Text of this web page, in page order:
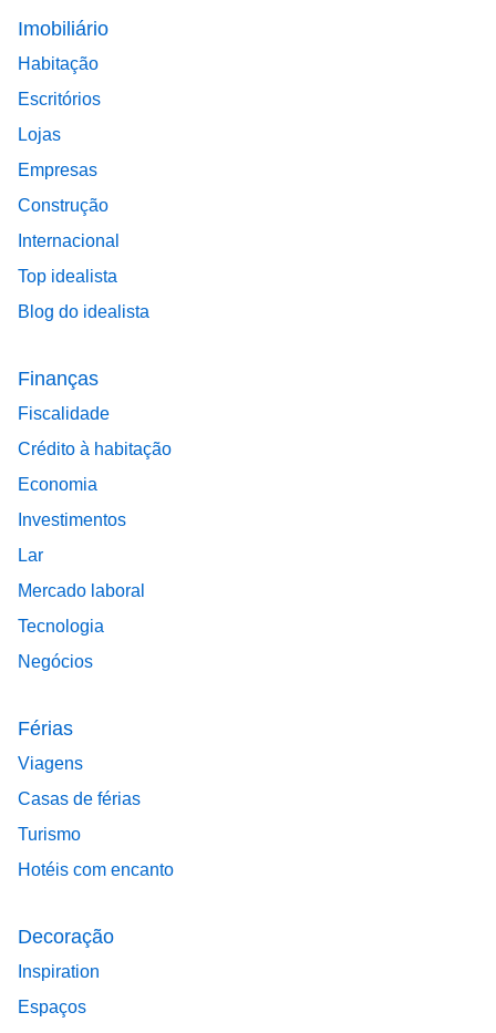
Footer main menu
Imobiliário
Habitação
Escritórios
Lojas
Empresas
Construção
Internacional
Top idealista
Blog do idealista
Finanças
Fiscalidade
Crédito à habitação
Economia
Investimentos
Lar
Mercado laboral
Tecnologia
Negócios
Férias
Viagens
Casas de férias
Turismo
Hotéis com encanto
Decoração
Inspiration
Espaços